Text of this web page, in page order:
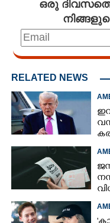
ഒരു
RELATED NEWS